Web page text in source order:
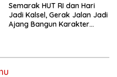
Semarak HUT RI dan Hari
Jadi Kalsel, Gerak Jalan Jadi
Ajang Bangun Karakter